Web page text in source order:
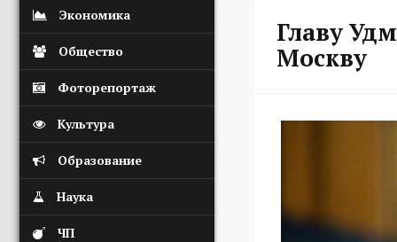
Экономика
Общество
Фоторепортаж
Культура
Образование
Наука
ЧП
Главу
Москву